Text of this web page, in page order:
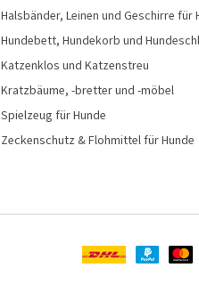
Halsbänder, Leinen und Geschirre für
Hundebett, Hundekorb und
Katzenklos und Katzenstreu
Kratzbäume, -bretter und -möbel
Spielzeug für Hunde
Zeckenschutz & Flohmittel für Hunde